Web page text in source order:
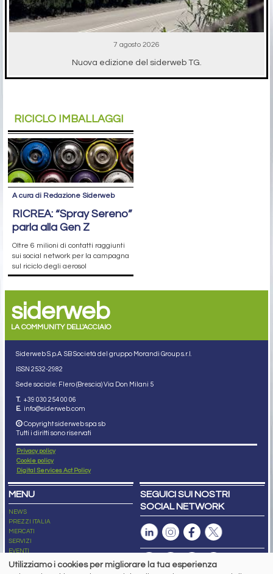
7 agosto 2026
Nuova edizione del siderweb TG.
RICICLO IMBALLAGGI
A cura di Redazione Siderweb
RICREA: “Spray Sereno”
parla alla Gen Z
Oltre 6 milioni di contatti raggiunti
sui social network per la campagna
sul riciclo degli aerosol
siderweb
LA COMMUNITY DELL'ACCIAIO
Siderweb S.p.A. SB Società del gruppo Morandi Group s.r.l.
ISSN 2532-2982
Sede sociale: Flero (Brescia) Via Don Milani 5
T. +39 030 254 00 06
E. info@siderweb.com
Copyright siderweb spa sb
Tutti i diritti sono riservati
Privacy policy
Cookie policy
Digital Services Act Policy
MENU
NEWS
PREZZI ITALIA
MERCATI
SERVIZI
EVENTI
ABBONAMENTI
SEGUICI SUI NOSTRI
SOCIAL NETWORK
Utilizziamo i cookies per migliorare la tua esperienza